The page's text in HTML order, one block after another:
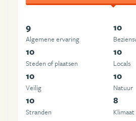
9
Algemene ervaring
10
10
Steden of plaatsen
10
Locals
10
Veilig
10
Natuur
10
Stranden
8
Klimaat